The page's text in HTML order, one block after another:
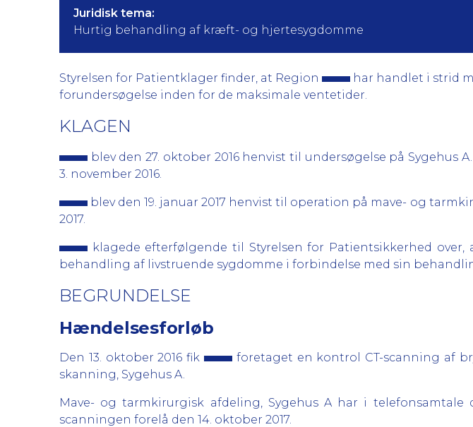
Juridisk tema:
Hurtig behandling af kræft- og hjertesygdomme
Styrelsen for Patientklager finder, at Region har handlet i strid
forundersøgelse inden for de maksimale ventetider.
KLAGEN
blev den 27. oktober 2016 henvist til undersøgelse på
3. november 2016.
blev den 19. januar 2017 henvist til operation på mave- og
2017.
klagede efterfølgende til Styrelsen for Patientsikkerhed over,
behandling af livstruende sygdomme i forbindelse med sin
BEGRUNDELSE
Hændelsesforløb
Den 13. oktober 2016 fik
foretaget en kontrol CT-scanning af
skanning, Sygehus A.
Mave- og tarmkirurgisk afdeling, Sygehus A har i telefonsamtale
scanningen forelå den 14. oktober 2017.